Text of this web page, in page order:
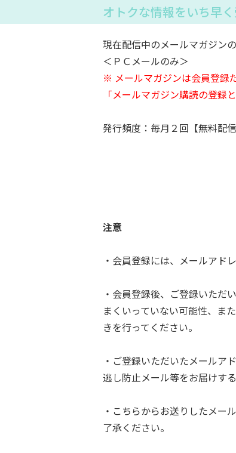
オトクな情報をいち早
現在配信中のメールマガジン
＜ＰＣメールのみ＞
※ メールマガジンは会員登録
「メールマガジン購読の登録
発行頻度：毎月２回【無料配信
注意
・会員登録には、メールアド
・会員登録後、ご登録いただ
まくいっていない可能性、ま
きを行ってください。
・ご登録いただいたメールア
逃し防止メール等をお届けす
・こちらからお送りしたメー
了承ください。